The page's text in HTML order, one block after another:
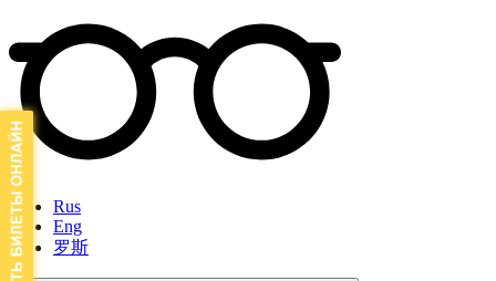
Rus
Eng
罗斯